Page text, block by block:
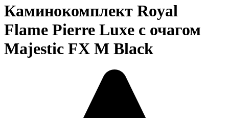
Каминокомплект Royal
Flame Pierre Luxe с очагом
Majestic FX M Black